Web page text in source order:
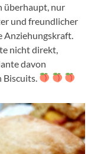
überhaupt, nur
und freundlicher
Anziehungskraft.
nicht direkt,
davon
Biscuits.